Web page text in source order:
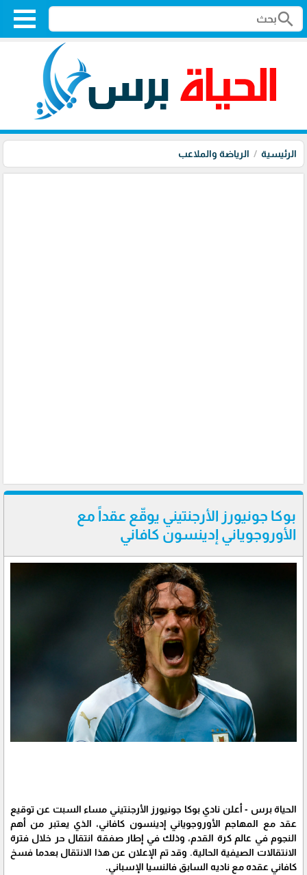
search
الرئيسية الرياضة والملاعب
بوكا جونيورز الأرجنتيني يوقّع عقداً مع
الأوروجوياني إدينسون كافاني
الحياة برس - أعلن نادي بوكا جونيورز الأرجنتيني مساء السبت عن توقيع
عقد مع المهاجم الأوروجوياني إدينسون كافاني، الذي يعتبر من أهم
النجوم في عالم كرة القدم، وذلك في إطار صفقة انتقال حر خلال فترة
الانتقالات الصيفية الحالية. وقد تم الإعلان عن هذا الانتقال بعدما فسخ
كافاني عقده مع ناديه السابق فالنسيا الإسباني.